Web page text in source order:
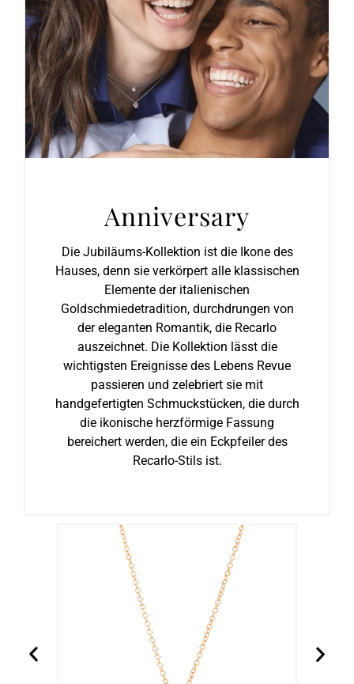
Anniversary
Die Jubiläums-Kollektion ist die Ikone des
Hauses, denn sie verkörpert alle klassischen
Elemente der italienischen
Goldschmiedetradition, durchdrungen von
der eleganten Romantik, die Recarlo
auszeichnet. Die Kollektion lässt die
wichtigsten Ereignisse des Lebens Revue
passieren und zelebriert sie mit
handgefertigten Schmuckstücken, die durch
die ikonische herzförmige Fassung
bereichert werden, die ein Eckpfeiler des
Recarlo-Stils ist.